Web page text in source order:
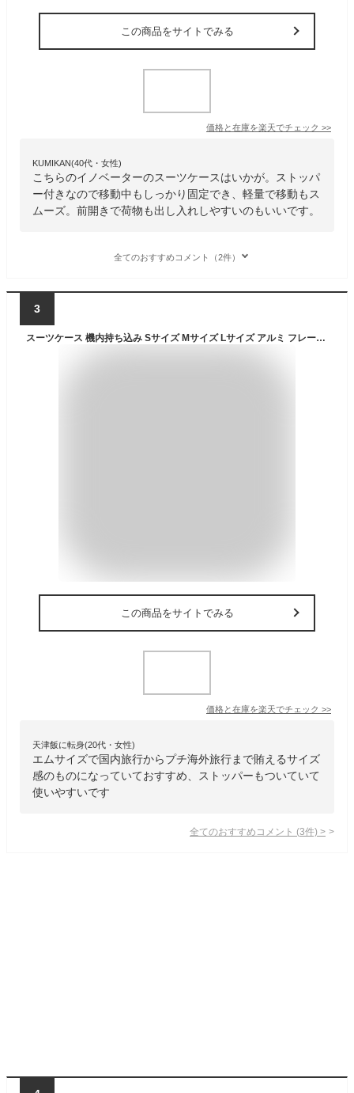
この商品をサイトでみる
価格と在庫を楽天でチェック >>
KUMIKAN(40代・女性)
こちらのイノベーターのスーツケースはいかが。ストッパ
ー付きなので移動中もしっかり固定でき、軽量で移動もス
ムーズ。前開きで荷物も出し入れしやすいのもいいです。
全てのおすすめコメント（2件）
3
スーツケース 機内持ち込み Sサイズ Mサイズ Lサイズ アルミ フレームタイプ ストッパー USBポート ドリンクホルダー TSAロック 海外 高級感 キャリーケース 超軽量 大容量 静音 1169 TANOBI【キャンペーン参加で3年間品質保証獲得！】
この商品をサイトでみる
価格と在庫を楽天でチェック >>
天津飯に転身(20代・女性)
エムサイズで国内旅行からプチ海外旅行まで賄えるサイズ
感のものになっていておすすめ、ストッパーもついていて
使いやすいです
全てのおすすめコメント (3件) >